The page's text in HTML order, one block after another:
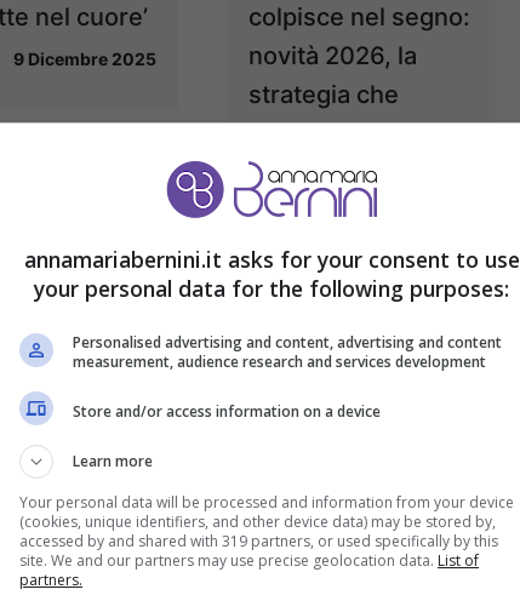
nel cuore’
9 Dicembre 2025
colpisce nel segno:
novità 2026, la
strategia che
funziona sempre
9 Dicembre 2025
ma
non
Rai furiosa: “Non si
deve ripetere”.
Così scatta il nuovo
annamariabernini.it asks for your consent to use
your personal data for the following purposes:
Personalised advertising and content, advertising and content
measurement, audience research and services development
Store and/or access information on a device
Learn more
Your personal data will be processed and information from your device
(cookies, unique identifiers, and other device data) may be stored by,
accessed by and shared with 319 partners, or used specifically by this
site. We and our partners may use precise geolocation data. List of
partners.